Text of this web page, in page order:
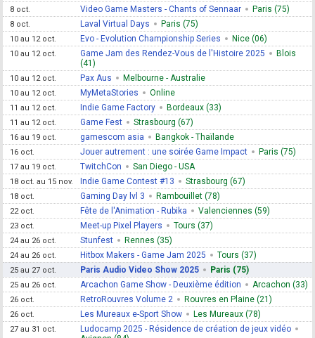
8 oct. Video Game Masters - Chants of Sennaar Paris (75)
8 oct. Laval Virtual Days Paris (75)
10 au 12 oct. Evo - Evolution Championship Series Nice (06)
10 au 12 oct. Game Jam des Rendez-Vous de l'Histoire 2025
Blois
(41)
10 au 12 oct. Pax Aus Melbourne - Australie
10 au 12 oct. MyMetaStories Online
11 au 12 oct. Indie Game Factory Bordeaux (33)
11 au 12 oct. Game Fest Strasbourg (67)
16 au 19 oct. gamescom asia Bangkok - Thaïlande
16 oct. Jouer autrement : une soirée Game Impact Paris (75)
17 au 19 oct. TwitchCon San Diego - USA
18 oct. au 15 nov. Indie Game Contest #13 Strasbourg (67)
18 oct. Gaming Day lvl 3 Rambouillet (78)
22 oct. Fête de l'Animation - Rubika Valenciennes (59)
23 oct. Meet-up Pixel Players Tours (37)
24 au 26 oct. Stunfest Rennes (35)
24 au 26 oct. Hitbox Makers - Game Jam 2025 Tours (37)
25 au 27 oct. Paris Audio Video Show 2025 Paris (75)
25 au 26 oct. Arcachon Game Show - Deuxième édition Arcachon (33)
26 oct. RetroRouvres Volume 2 Rouvres en Plaine (21)
26 oct. Les Mureaux e-Sport Show Les Mureaux (78)
27 au 31 oct.
Ludocamp 2025 - Résidence de création de jeux vidéo